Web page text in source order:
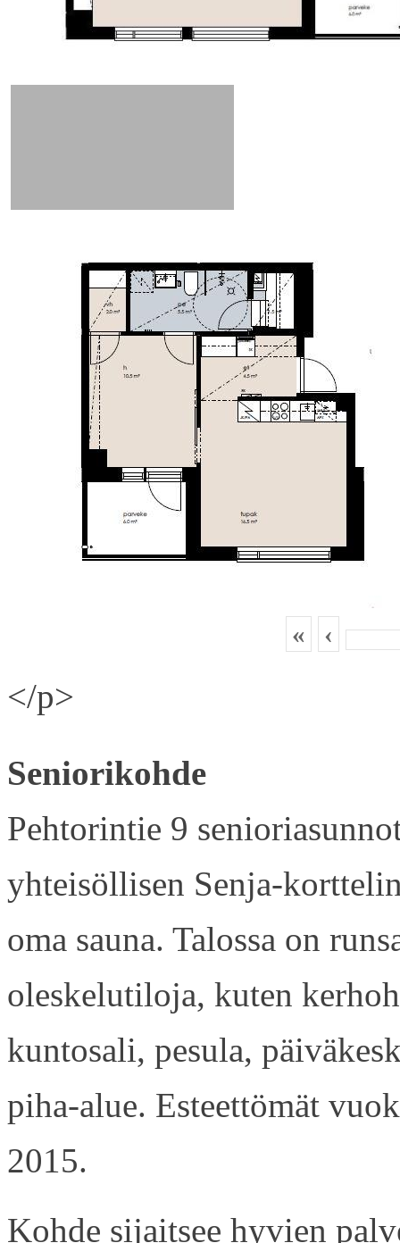
« ‹
</p>
Seniorikohde
Pehtorintie 9
yhteisöllisen Senja-
oma sauna. Talossa on
oleskelutiloja, kuten
kuntosali, pesula,
piha-alue. Esteettömät
2015.
Kohde sijaitsee hyvien